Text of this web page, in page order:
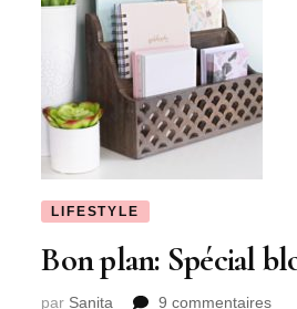
LIFESTYLE
Bon plan: Spécial
par Sanita 9 commentairessur